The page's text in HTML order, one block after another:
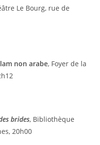
Le Bourg, rue de
non arabe, Foyer de la
brides, Bibliothèque
20h00